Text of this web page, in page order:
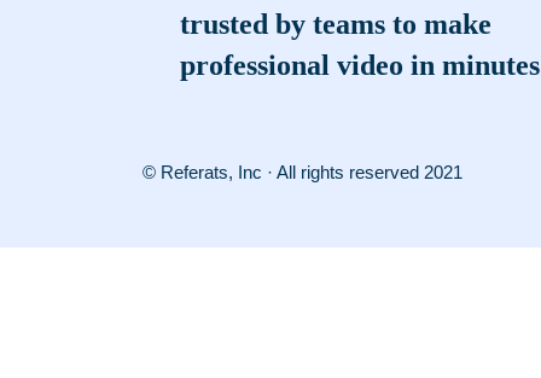
trusted by teams to make
professional video in minutes
© Referats, Inc · All rights reserved 2021